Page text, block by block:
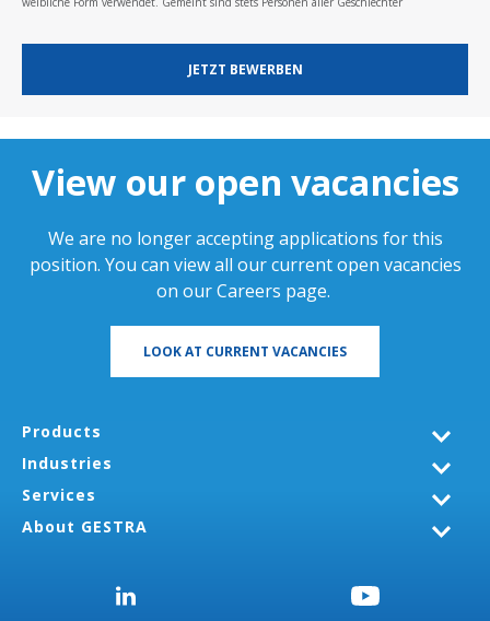
JETZT BEWERBEN
View our open vacancies
We are no longer accepting applications for this
position. You can view all our current open vacancies
on ourCareers page.
LOOK AT CURRENT VACANCIES
Products
Industries
Services
About GESTRA